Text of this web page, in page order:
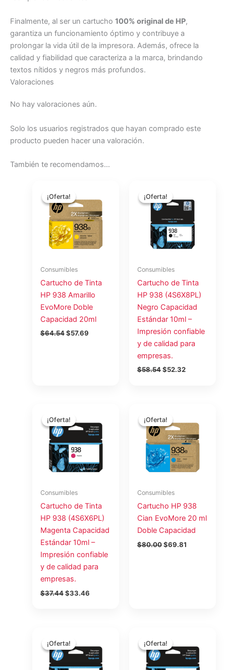
Finalmente, al ser un cartucho 100% original de HP,
garantiza un funcionamiento óptimo y contribuye a
prolongar la vida útil de la impresora. Además, ofrece la
calidad y fiabilidad que caracteriza a la marca, brindando
textos nítidos y negros más profundos.
Valoraciones
No hay valoraciones aún.
Solo los usuarios registrados que hayan comprado este
producto pueden hacer una valoración.
También te recomendamos…
¡Oferta!
¡Oferta!
Consumibles
Cartucho de Tinta
HP 938 Amarillo
EvoMore Doble
Capacidad 20ml
$64.54
precio
original
era:
$64.54.
$57.69
actual
es:
$57.69.
¡Oferta!
¡Oferta!
Consumibles
Cartucho de Tinta
HP 938 (4S6X8PL)
Negro Capacidad
Estándar 10ml –
Impresión confiable
y de calidad para
empresas.
$58.54
precio
original
era:
$58.54.
$52.32
actual
es:
$52.32.
¡Oferta!
¡Oferta!
Consumibles
Cartucho de Tinta
HP 938 (4S6X6PL)
Magenta Capacidad
Estándar 10ml –
Impresión confiable
y de calidad para
empresas.
$37.44
precio
original
era:
$37.44.
$33.46
actual
es:
$33.46.
¡Oferta!
¡Oferta!
Consumibles
Cartucho HP 938
Cian EvoMore 20 ml
Doble Capacidad
$80.00
precio
original
era:
$80.00.
$69.81
actual
es:
$69.81.
¡Oferta!
¡Oferta!precio
original
era:
$45.00.
actual
es:
$38.00.
¡Oferta!
¡Oferta!precio
original
era:
$37.50.
actual
es:
$33.52.